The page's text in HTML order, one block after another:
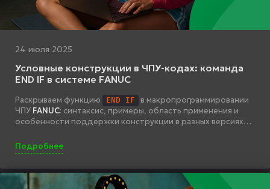
24 июля 2025
Условные конструкции в ЧПУ-кодах: команда
END IF в системе FANUC
Раскрываем функцию END IF
в макропрограммировании
ЧПУ FANUC: синтаксис, примеры, область применения и
особенности поддержки конструкции в разных версиях
Подробнее